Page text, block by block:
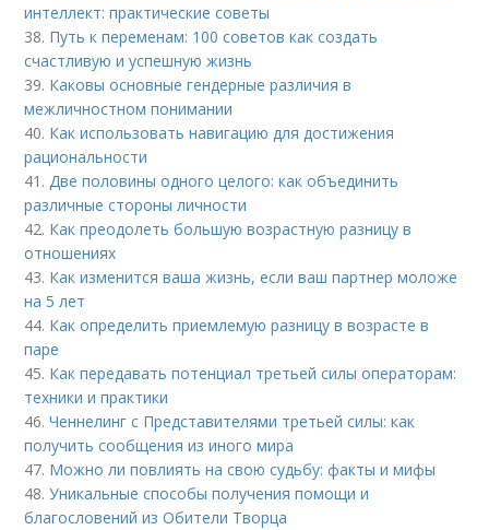
интеллект: практические советы
38. Путь к переменам: 100 советов как создать
счастливую и успешную жизнь
39. Каковы основные гендерные различия в
межличностном понимании
40. Как использовать навигацию для достижения
рациональности
41.Две половины одного целого: как объединить
различные стороны личности
42. Как преодолеть большую возрастную разницу в
отношениях
43. Как изменится ваша жизнь, если ваш партнер моложе
на 5 лет
44. Как определить приемлемую разницу в возрасте в
паре
45. Как передавать потенциал третьей силы операторам:
техники и практики
46.Ченнелинг с Представителями третьей силы: как
получить сообщения из иного мира
47. Можно ли повлиять на свою судьбу: факты и мифы
48.Уникальные способы получения помощи и
благословений из Обители Творца